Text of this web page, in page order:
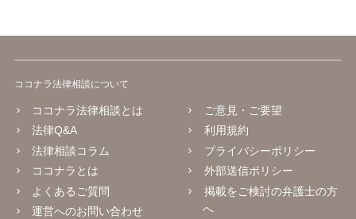
ココナラ法律相談について
ココナラ法律相談とは
法律Q&A
法律相談コラム
ココナラとは
よくあるご質問
運営へのお問い合わせ
ご意見・ご要望
利用規約
プライバシーポリシー
外部送信ポリシー
掲載をご検討の弁護士の方
へ